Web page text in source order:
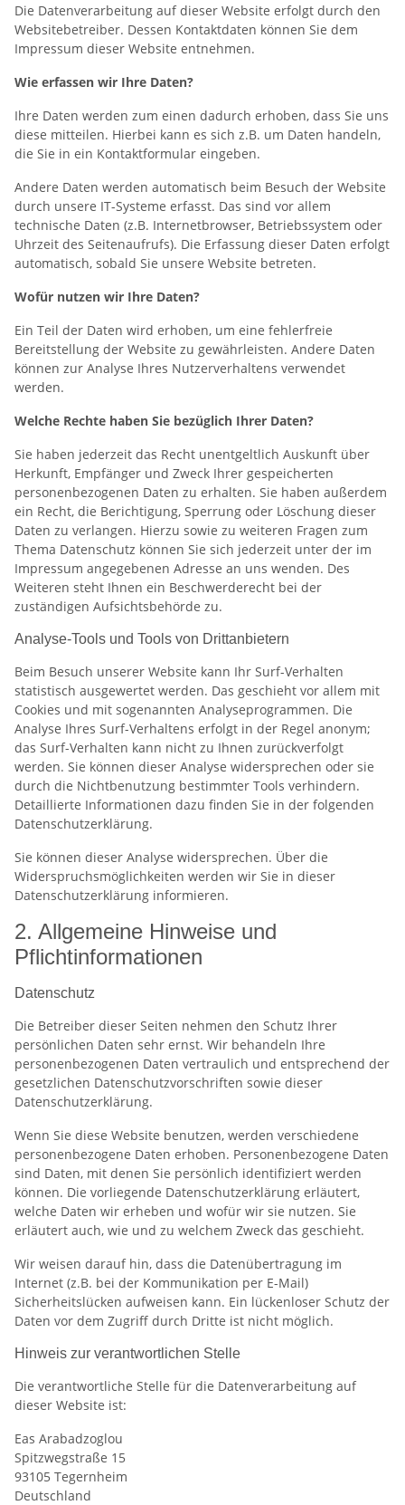
Die Datenverarbeitung auf dieser Website erfolgt durch den
Websitebetreiber. Dessen Kontaktdaten können Sie dem
Impressum dieser Website entnehmen.
Wie erfassen wir Ihre Daten?
Ihre Daten werden zum einen dadurch erhoben, dass Sie uns
diese mitteilen. Hierbei kann es sich z.B. um Daten handeln,
die Sie in ein Kontaktformular eingeben.
Andere Daten werden automatisch beim Besuch der Website
durch unsere IT-Systeme erfasst. Das sind vor allem
technische Daten (z.B. Internetbrowser, Betriebssystem oder
Uhrzeit des Seitenaufrufs). Die Erfassung dieser Daten erfolgt
automatisch, sobald Sie unsere Website betreten.
Wofür nutzen wir Ihre Daten?
Ein Teil der Daten wird erhoben, um eine fehlerfreie
Bereitstellung der Website zu gewährleisten. Andere Daten
können zur Analyse Ihres Nutzerverhaltens verwendet
werden.
Welche Rechte haben Sie bezüglich Ihrer Daten?
Sie haben jederzeit das Recht unentgeltlich Auskunft über
Herkunft, Empfänger und Zweck Ihrer gespeicherten
personenbezogenen Daten zu erhalten. Sie haben außerdem
ein Recht, die Berichtigung, Sperrung oder Löschung dieser
Daten zu verlangen. Hierzu sowie zu weiteren Fragen zum
Thema Datenschutz können Sie sich jederzeit unter der im
Impressum angegebenen Adresse an uns wenden. Des
Weiteren steht Ihnen ein Beschwerderecht bei der
zuständigen Aufsichtsbehörde zu.
Analyse-Tools und Tools von Drittanbietern
Beim Besuch unserer Website kann Ihr Surf-Verhalten
statistisch ausgewertet werden. Das geschieht vor allem mit
Cookies und mit sogenannten Analyseprogrammen. Die
Analyse Ihres Surf-Verhaltens erfolgt in der Regel anonym;
das Surf-Verhalten kann nicht zu Ihnen zurückverfolgt
werden. Sie können dieser Analyse widersprechen oder sie
durch die Nichtbenutzung bestimmter Tools verhindern.
Detaillierte Informationen dazu finden Sie in der folgenden
Datenschutzerklärung.
Sie können dieser Analyse widersprechen. Über die
Widerspruchsmöglichkeiten werden wir Sie in dieser
Datenschutzerklärung informieren.
2. Allgemeine Hinweise und
Pflichtinformationen
Datenschutz
Die Betreiber dieser Seiten nehmen den Schutz Ihrer
persönlichen Daten sehr ernst. Wir behandeln Ihre
personenbezogenen Daten vertraulich und entsprechend der
gesetzlichen Datenschutzvorschriften sowie dieser
Datenschutzerklärung.
Wenn Sie diese Website benutzen, werden verschiedene
personenbezogene Daten erhoben. Personenbezogene Daten
sind Daten, mit denen Sie persönlich identifiziert werden
können. Die vorliegende Datenschutzerklärung erläutert,
welche Daten wir erheben und wofür wir sie nutzen. Sie
erläutert auch, wie und zu welchem Zweck das geschieht.
Wir weisen darauf hin, dass die Datenübertragung im
Internet (z.B. bei der Kommunikation per E-Mail)
Sicherheitslücken aufweisen kann. Ein lückenloser Schutz der
Daten vor dem Zugriff durch Dritte ist nicht möglich.
Hinweis zur verantwortlichen Stelle
Die verantwortliche Stelle für die Datenverarbeitung auf
dieser Website ist:
Eas Arabadzoglou
Spitzwegstraße 15
93105 Tegernheim
Deutschland